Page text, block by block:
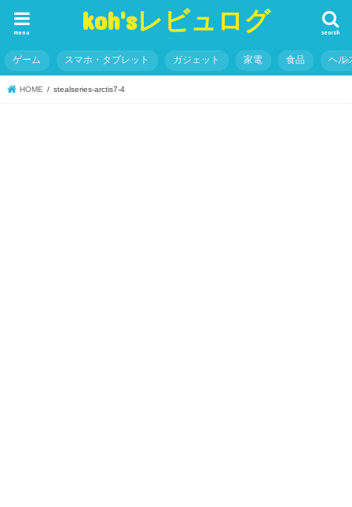
koh'sレビュログ search
menu
ゲーム スマホ・タブレット ガジェット 家電 食品 ヘル
HOME stealseries-arctis7-4